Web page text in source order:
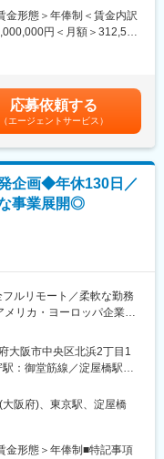
ミラーを世界規模で研究
、流通まで、バイオ医薬
ップソリューションを提
医薬品の新しい治療の選
関する戦略立案から資料作
定
価・助言
言
資系製薬会社がほとんどで
、現社員と共に分担し業務
西医薬協会に、当社は会
ミナーにも参加すること
阪）の近くにお住まいで
業務時間を調整できま
金形態＞年俸制＜賃金内訳
円＜月額＞312,500
くまでも目安の金額であ
ます。月給(月額)は固定手
応募依頼する
（エージェントサービス）
企画◆年休130日／
事業展開◎
ルリモート／柔軟な勤務
リカ・ヨーロッパ企業と
発戦略の構築・評価・分
業務をお任せします。
方向性を左右する戦略立
大阪市中央区北浜2丁目1
：御堂筋線／淀屋橋駅受
2＞東京支社住所：東京都
チュリープレイス丸の内
範囲：無
阪府)、東京駅、淀屋橋
金形態＞年俸制■特記事項